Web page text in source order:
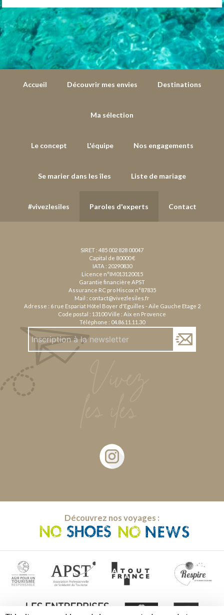
Accueil Découvrir mes envies Destinations
Ma sélection
Le concept L'équipe Nos engagements
Se marier dans les îles Liste de mariage
#vivezlesiles Paroles d'experts Contact
SIRET : 485 002 828 00047
Capital de 80000 €
IATA : 20290830
Licence n°IM013120015
Garantie financière APST
Assurance RC pro Hiscox n°87835
Mail : contact@vivezlesiles.fr
Adresse : 6 rue Espariat Hôtel Boyer d'Eguilles - Aile Gauche Etage 2
Code postal : 13100 Ville : Aix en Provence
Téléphone : 04.86.11.11.30
Découvrez nos voyages :